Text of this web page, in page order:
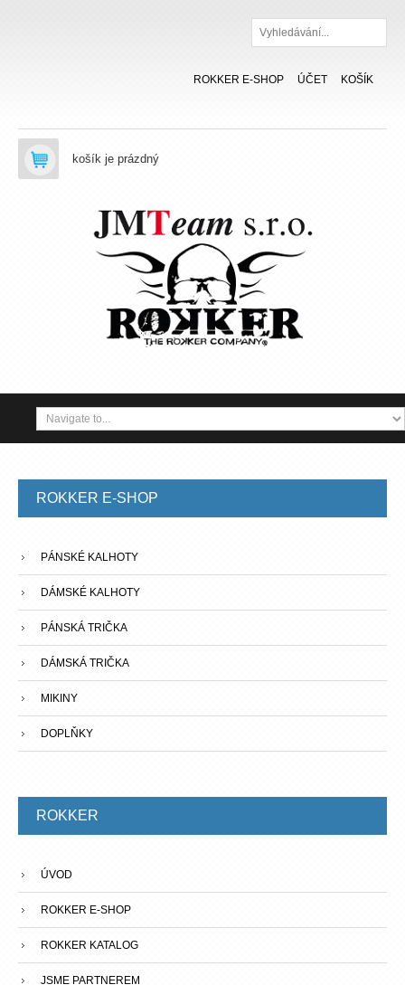
Hledat
KOŠÍK
ÚČET
ROKKER E-SHOP
košík je prázdný
ROKKER E-SHOP
PÁNSKÉ KALHOTY
DÁMSKÉ KALHOTY
PÁNSKÁ TRIČKA
DÁMSKÁ TRIČKA
MIKINY
DOPLŇKY
ROKKER
ÚVOD
ROKKER E-SHOP
ROKKER KATALOG
JSME PARTNEREM